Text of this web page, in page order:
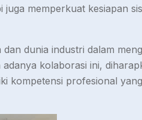
memperkuat kesiapan
dunia industri dalam
kolaborasi ini,
kompetensi profesional